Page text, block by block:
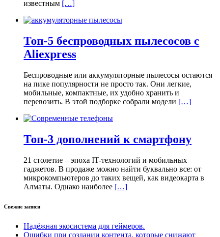
известным […]
Топ-5 беспроводных пылесосов с
Aliexpress
Беспроводные или аккумуляторные пылесосы остаются
на пике популярности не просто так. Они легкие,
мобильные, компактные, их удобно хранить и
перевозить. В этой подборке собрали модели […]
Топ-3 дополнений к смартфону
21 столетие – эпоха IT-технологий и мобильных
гаджетов. В продаже можно найти буквально все: от
микрокомпьютеров до таких вещей, как видеокарта в
Алматы. Однако наиболее […]
Свежие записи
Надёжная экосистема для геймеров.
Ошибки при создании контента, которые снижают